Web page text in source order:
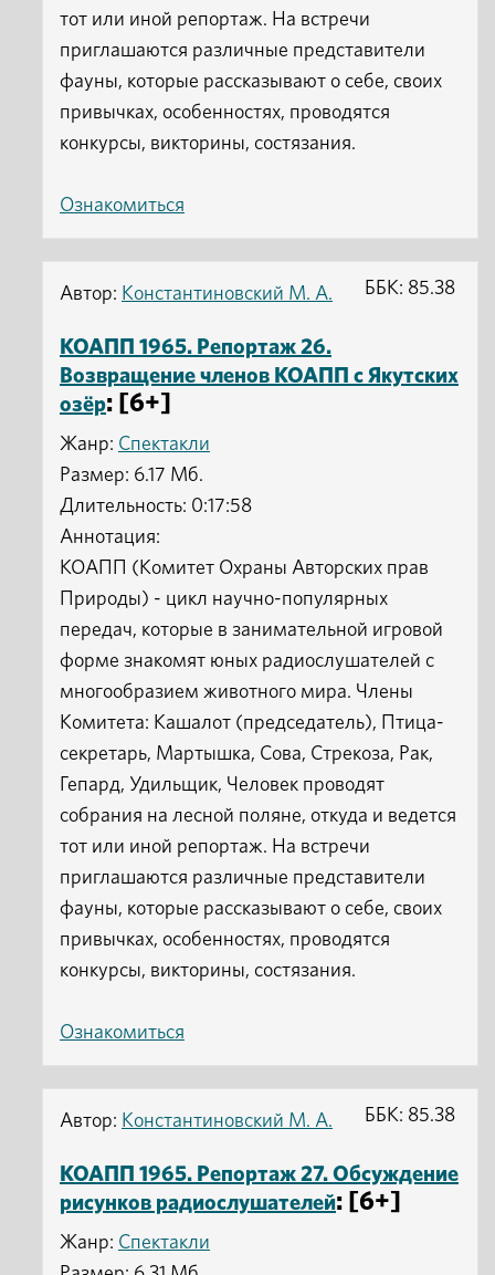
тот или иной репортаж. На встречи
приглашаются различные представители
фауны, которые рассказывают о себе, своих
привычках, особенностях, проводятся
конкурсы, викторины, состязания.
Ознакомиться
Автор: Константиновский М. А.
КОАПП 1965. Репортаж 26.
Возвращение членов КОАПП с Якутских
озёр: [6+]
Жанр: Спектакли
ББК: 85.38
Размер: 6.17 Мб.
Длительность: 0:17:58
Аннотация:
КОАПП (Комитет Охраны Авторских прав
Природы) - цикл научно-популярных
передач, которые в занимательной игровой
форме знакомят юных радиослушателей с
многообразием животного мира. Члены
Комитета: Кашалот (председатель), Птица-
секретарь, Мартышка, Сова, Стрекоза, Рак,
Гепард, Удильщик, Человек проводят
собрания на лесной поляне, откуда и ведется
тот или иной репортаж. На встречи
приглашаются различные представители
фауны, которые рассказывают о себе, своих
привычках, особенностях, проводятся
конкурсы, викторины, состязания.
Ознакомиться
Автор: Константиновский М. А.
КОАПП 1965. Репортаж 27. Обсуждение
рисунков радиослушателей: [6+]
Жанр: Спектакли
ББК: 85.38